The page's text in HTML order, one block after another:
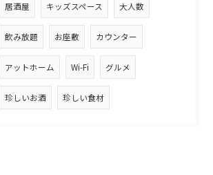
居酒屋 キッズスペース 大人数
飲み放題 お座敷 カウンター
アットホーム Wi-Fi グルメ
珍しいお酒 珍しい食材